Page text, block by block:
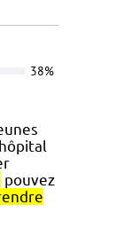
38%
pouvez